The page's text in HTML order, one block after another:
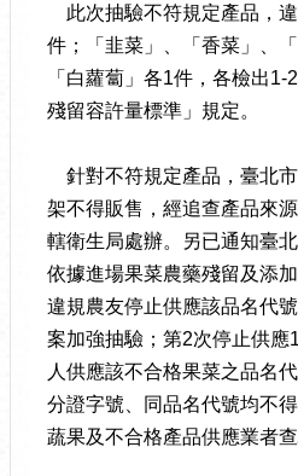
此次抽驗不符規定產品，
件；「韭菜」、「香菜」、
「白蘿蔔」各1件，各檢出
殘留容許量標準」規定。
針對不符規定產品，臺北
架不得販售，經追查產品來
轄衛生局處辦。另已通知臺
依據進場果菜農藥殘留及添
違規農友停止供應該品名代
案加強抽驗；第2次停止供應
人供應該不合格果菜之品名
分證字號、同品名代號均不
蔬果及不合格產品供應業者查